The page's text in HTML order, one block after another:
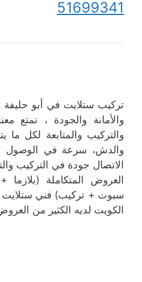
51699341
تركيب ستلايت في أبو حليفة
والأمانة والجودة ، تمتع
والتركيب والمتابعة لكل ما
والدش، سرعة في الوصول
الاتصال جودة في التركيب
العروض المتكاملة
سبوت + تركيب) فني ستلايت
الكويت لديه الكثير من